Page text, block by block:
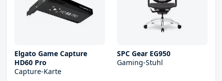
Elgato Game Capture
HD60 Pro
Capture-Karte
SPC Gear EG950
Gaming-Stuhl